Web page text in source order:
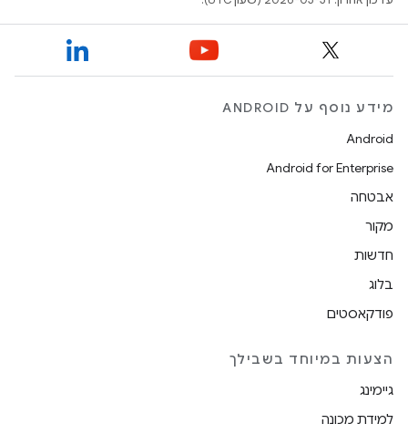
מידע נוסף על ANDROID
Android
Android for Enterprise
אבטחה
מקור
חדשות
בלוג
פודקאסטים
הצעות במיוחד בשבילך
גיימינג
למידת מכונה